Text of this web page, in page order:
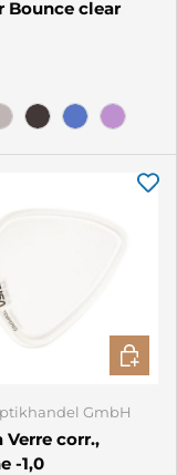
Bounce clear
GmbH
Verre corr.,
-1,0